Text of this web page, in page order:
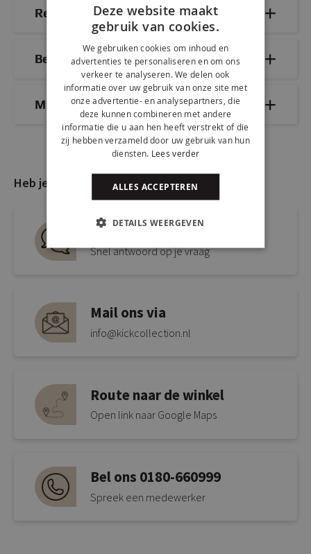
Reviews
Bezorg- & retourinformatie
Mix & Match
Heb je nog vragen?
Live chat
Snel antwoord op je vraag
Mail ons via
info@kickcollection.nl
Route naar de winkel
Open link naar Google Maps
Bel ons 0180-660999
Spreek een medewerker
Deze website maakt
gebruik van cookies.
We gebruiken cookies om inhoud en
advertenties te personaliseren en om ons
verkeer te analyseren. We delen ook
informatie over uw gebruik van onze site met
onze advertentie- en analysepartners, die
deze kunnen combineren met andere
informatie die u aan hen heeft verstrekt of die
zij hebben verzameld door uw gebruik van hun
diensten. Lees verder
ALLES ACCEPTEREN
DETAILS WEERGEVEN